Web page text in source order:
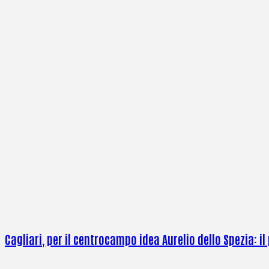
Cagliari, per il centrocampo idea Aurelio dello Spezia: